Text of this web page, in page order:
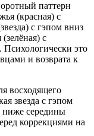
паттерн
(красная) с
с гэпом вниз
с
это
и возврата к
восходящего
звезда с гэпом
ниже середины
коррекциями на